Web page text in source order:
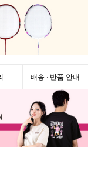
배송 · 반품 안내